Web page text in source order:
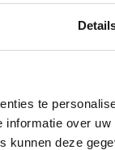
te
over
kunnen deze